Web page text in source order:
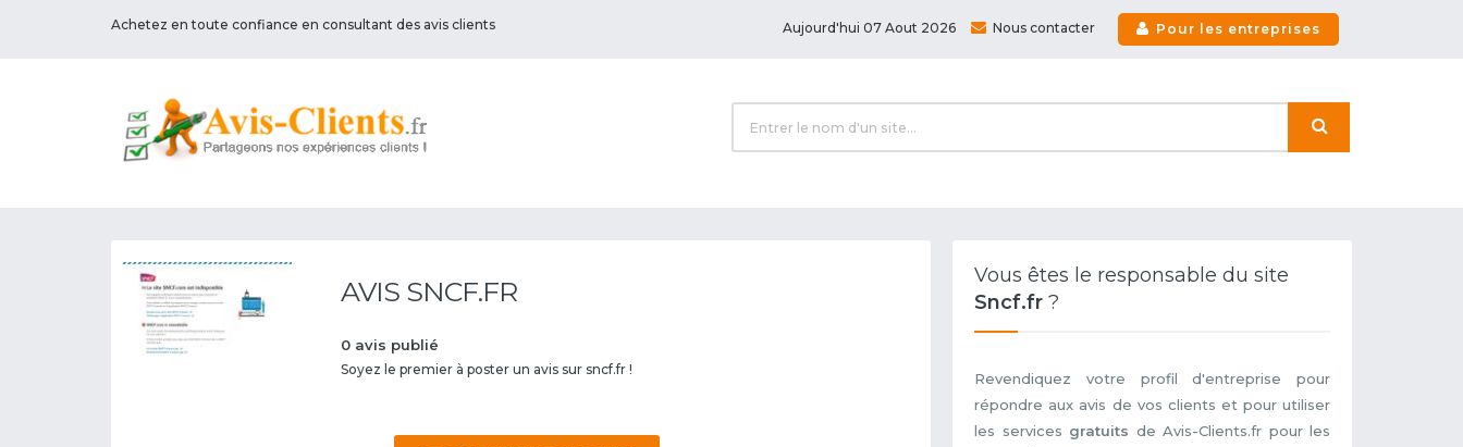
Achetez en toute confiance en consultant des avis clients Aujourd'hui 07 Aout 2026 Nous contacter Pour les entreprises
AVIS SNCF.FR
0 avis publié
Soyez le premier à poster un avis sur sncf.fr !
Vous êtes le responsable du site
Sncf.fr ?
Revendiquez votre profil d'entreprise pour
répondre aux avis de vos clients et pour utiliser
les services gratuits de Avis-Clients.fr pour les